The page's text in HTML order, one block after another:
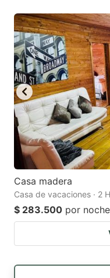
Casa madera
Casa de vacaciones · 2
$ 283.500 por noche